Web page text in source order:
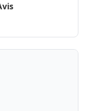
Distortion :